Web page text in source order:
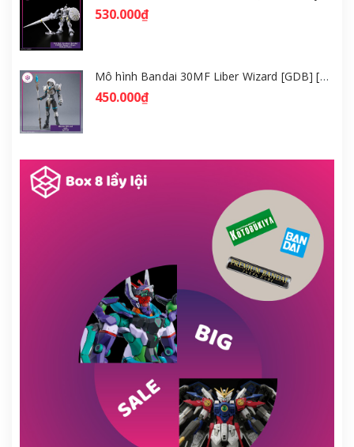
530.000₫
Mô hình Bandai 30MF Liber Wizard [GDB] [30MF]
450.000₫